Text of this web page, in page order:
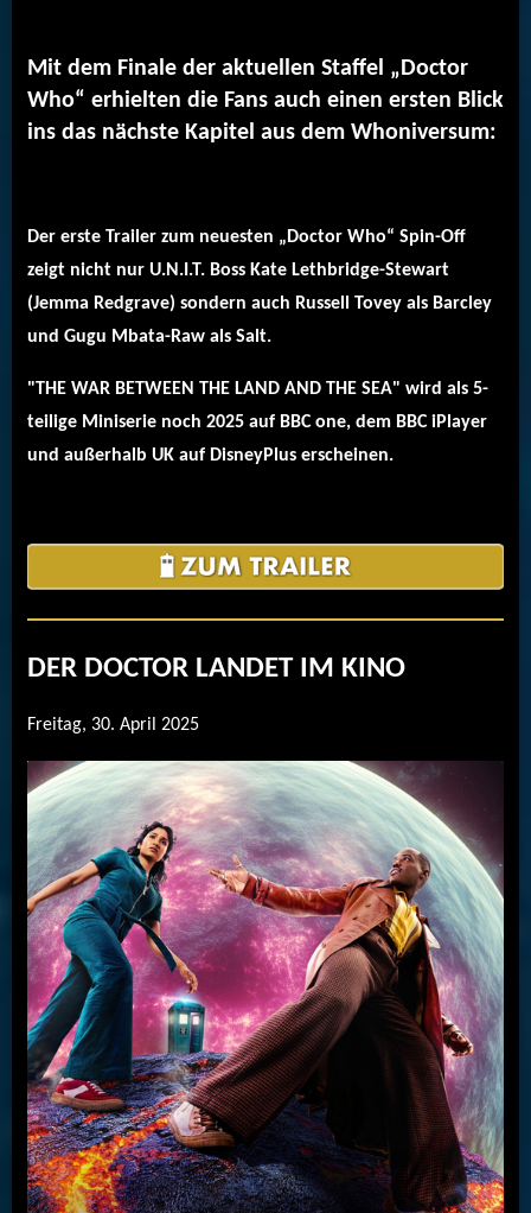
Mit dem Finale der aktuellen Staffel „Doctor
Who“ erhielten die Fans auch einen ersten Blick
ins das nächste Kapitel aus dem Whoniversum:
Der erste Trailer zum neuesten „Doctor Who“ Spin-Off
zeigt nicht nur U.N.I.T. Boss Kate Lethbridge-Stewart
(Jemma Redgrave) sondern auch Russell Tovey als Barcley
und Gugu Mbata-Raw als Salt.
"THE WAR BETWEEN THE LAND AND THE SEA" wird als 5-
teilige Miniserie noch 2025 auf BBC one, dem BBC iPlayer
und außerhalb UK auf DisneyPlus erscheinen.
DER DOCTOR LANDET IM KINO
Freitag, 30. April 2025